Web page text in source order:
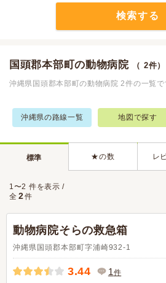
検索する
国頭郡本部町の動物病院 （ 2件）
沖縄県国頭郡本部町の動物病院 2件の一覧で
沖縄県の路線一覧 地図で探す
標準 ★の数 レ
1〜2 件を表示 /
全 2件
動物病院そらの救急箱
沖縄県国頭郡本部町字浦崎932-1
3.44 1件